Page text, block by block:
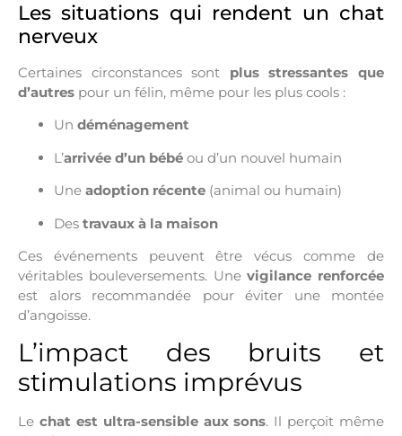
Les situations qui rendent un chat
nerveux
Certaines circonstances sont plus stressantes que
d’autres pour un félin, même pour les plus cools :
Un déménagement
L’arrivée d’un bébé ou d’un nouvel humain
Une adoption récente (animal ou humain)
Des travaux à la maison
Ces événements peuvent être vécus comme de
véritables bouleversements. Unevigilance renforcée
est alors recommandée pour éviter une montée
d’angoisse.
L’impact des bruits et
stimulations imprévus
Le chat est ultra-sensible aux sons. Il perçoit même